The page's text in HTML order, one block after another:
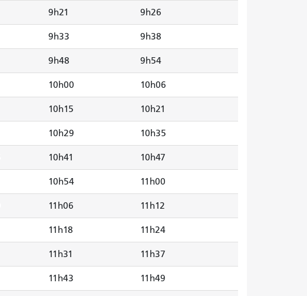
9h21 9h26
9h33 9h38
9h48 9h54
10h00 10h06
10h15 10h21
10h29 10h35
10h41 10h47
10h54 11h00
11h06 11h12
11h18 11h24
11h31 11h37
11h43 11h49